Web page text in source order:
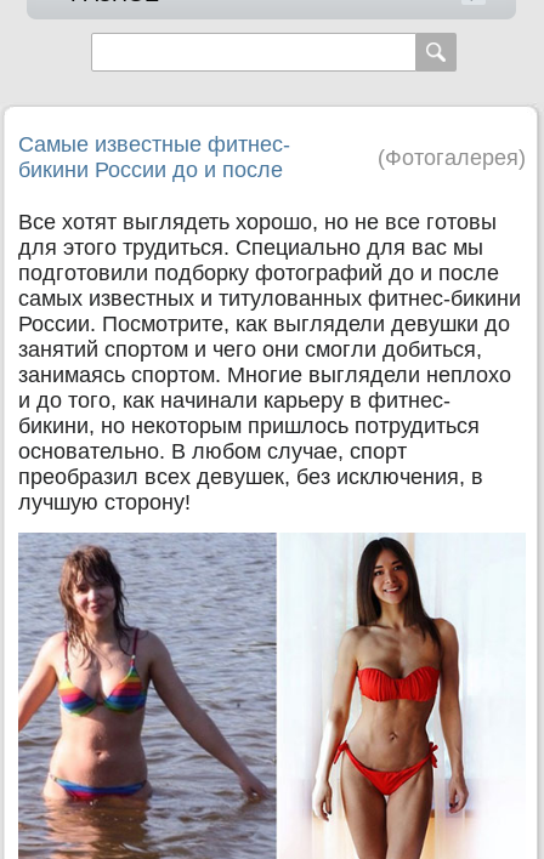
Самые известные фитнес-
бикини России до и после
(Фотогалерея)
Все хотят выглядеть хорошо, но не все готовы
для этого трудиться. Специально для вас мы
подготовили подборку фотографий до и после
самых известных и титулованных фитнес-бикини
России. Посмотрите, как выглядели девушки до
занятий спортом и чего они смогли добиться,
занимаясь спортом. Многие выглядели неплохо
и до того, как начинали карьеру в фитнес-
бикини, но некоторым пришлось потрудиться
основательно. В любом случае, спорт
преобразил всех девушек, без исключения, в
лучшую сторону!